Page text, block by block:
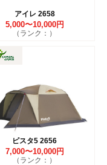
アイレ 2658
5,000〜10,000円
（ランク：）
ピスタ5 2656
7,000〜10,000円
（ランク：）